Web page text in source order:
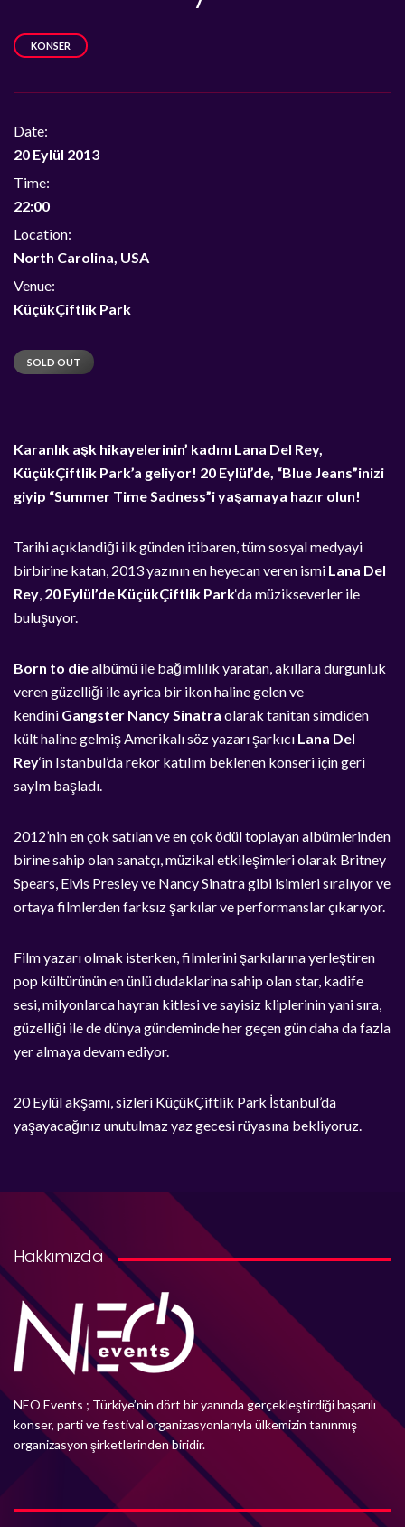
KONSER
Date:
20 Eylül 2013
Time:
22:00
Location:
North Carolina, USA
Venue:
KüçükÇiftlik Park
SOLD OUT
Karanlık aşk hikayelerinin’ kadını Lana Del Rey,
KüçükÇiftlik Park’a geliyor! 20 Eylül’de, “Blue Jeans”inizi
giyip “Summer Time Sadness”i yaşamaya hazır olun!
Tarihi açıklandiği ilk günden itibaren, tüm sosyal medyayi
birbirine katan, 2013 yazının en heyecan veren ismi Lana Del
Rey, 20 Eylül’de KüçükÇiftlik Park‘da müzikseverler ile
buluşuyor.
Born to diealbümü ile bağımlılık yaratan, akıllara durgunluk
veren güzelliği ile ayrica bir ikon haline gelen ve
kendini Gangster Nancy Sinatra olarak tanitan simdiden
kült haline gelmiş Amerikalı söz yazarı şarkıcı Lana Del
Rey‘in Istanbul’da rekor katılım beklenen konseri için geri
sayIm başladı.
2012’nin en çok satılan ve en çok ödül toplayan albümlerinden
birine sahip olan sanatçı, müzikal etkileşimleri olarak Britney
Spears, Elvis Presley ve Nancy Sinatra gibi isimleri sıralıyor ve
ortaya filmlerden farksız şarkılar ve performanslar çıkarıyor.
Film yazarı olmak isterken, filmlerini şarkılarına yerleştiren
pop kültürünün en ünlü dudaklarina sahip olan star, kadife
sesi, milyonlarca hayran kitlesi ve sayisiz kliplerinin yani sıra,
güzelliği ile de dünya gündeminde her geçen gün daha da fazla
yer almaya devam ediyor.
20 Eylül akşamı, sizleri KüçükÇiftlik Park İstanbul’da
yaşayacağınız unutulmaz yaz gecesi rüyasına bekliyoruz.
Hakkımızda
NEO Events ; Türkiye’nin dört bir yanında gerçekleştirdiği başarılı
konser, parti ve festival organizasyonlarıyla ülkemizin tanınmış
organizasyon şirketlerinden biridir.